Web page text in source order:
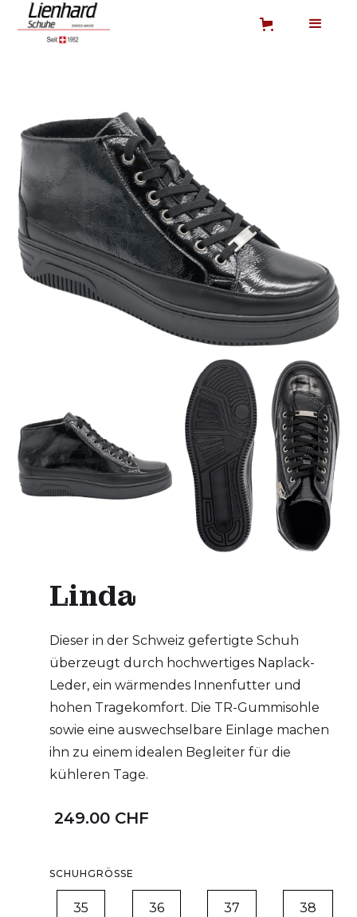
Linda
Dieser in der Schweiz gefertigte Schuh
überzeugt durch hochwertiges Naplack-
Leder, ein wärmendes Innenfutter und
hohen Tragekomfort. Die TR-Gummisohle
sowie eine auswechselbare Einlage machen
ihn zu einem idealen Begleiter für die
kühleren Tage.
249.00 CHF
SCHUHGRÖSSE
35 36 37 38